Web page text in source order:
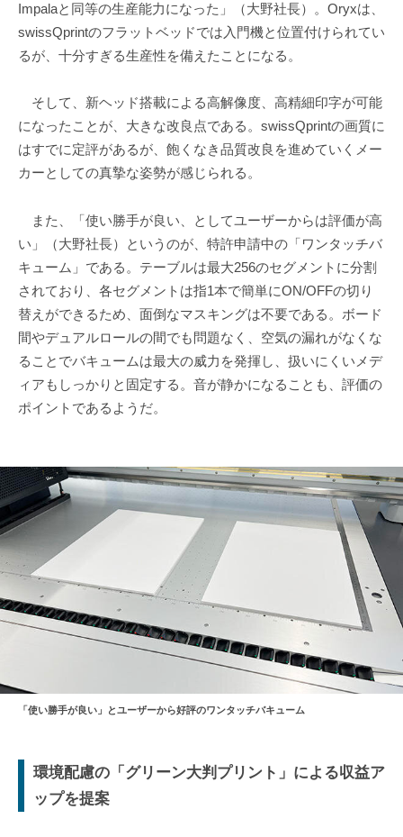
Impalaと同等の生産能力になった」（大野社長）。Oryxは、
swissQprintのフラットベッドでは入門機と位置付けられてい
るが、十分すぎる生産性を備えたことになる。
そして、新ヘッド搭載による高解像度、高精細印字が可能
になったことが、大きな改良点である。swissQprintの画質に
はすでに定評があるが、飽くなき品質改良を進めていくメー
カーとしての真摯な姿勢が感じられる。
また、「使い勝手が良い、としてユーザーからは評価が高
い」（大野社長）というのが、特許申請中の「ワンタッチバ
キューム」である。テーブルは最大256のセグメントに分割
されており、各セグメントは指1本で簡単にON/OFFの切り
替えができるため、面倒なマスキングは不要である。ボード
間やデュアルロールの間でも問題なく、空気の漏れがなくな
ることでバキュームは最大の威力を発揮し、扱いにくいメデ
ィアもしっかりと固定する。音が静かになることも、評価の
ポイントであるようだ。
「使い勝手が良い」とユーザーから好評のワンタッチバキューム
環境配慮の「グリーン大判プリント」による収益ア
ップを提案